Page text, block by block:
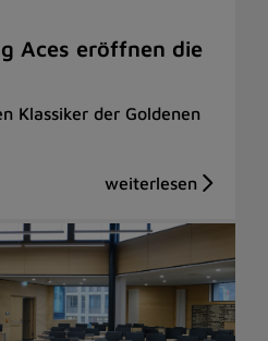
Aces eröffnen die
Klassiker der Goldenen